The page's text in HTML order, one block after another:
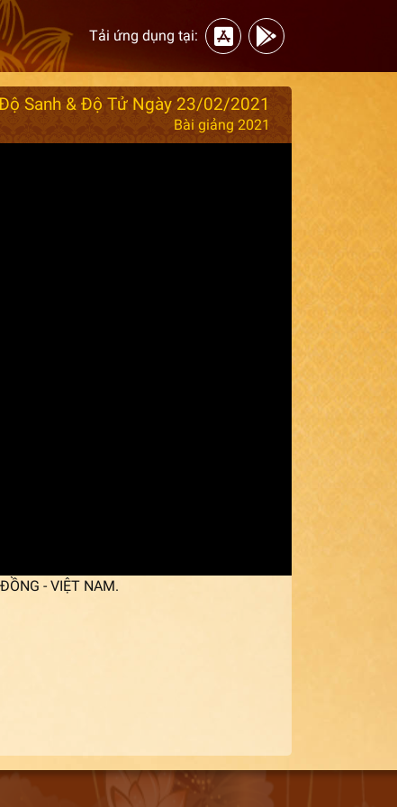
Tải ứng dụng tại:
Sanh & Độ Tử Ngày 23/02/2021
Bài giảng 2021
- VIỆT NAM.